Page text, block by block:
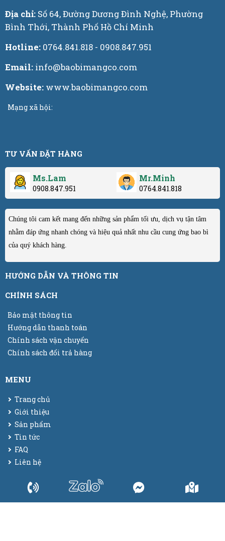
Địa chỉ: Số 64, Đường Dương Đình Nghệ, Phường
Bình Thới, Thành Phố Hồ Chí Minh
Hotline: 0764.841.818 - 0908.847.951
Email: info@baobimangco.com
Website: www.baobimangco.com
Mạng xã hội:
TƯ VẤN ĐẶT HÀNG
Ms.Lam
0908.847.951
Mr.Minh
0764.841.818
Chúng tôi cam kết mang đến những sản phẩm tối ưu, dịch vụ tận tâm
nhằm đáp ứng nhanh chóng và hiệu quả nhất nhu cầu cung ứng bao bì
của quý khách hàng.
HƯỚNG DẪN VÀ THÔNG TIN
CHÍNH SÁCH
Bảo mật thông tin
Hướng dẫn thanh toán
Chính sách vận chuyển
Chính sách đổi trả hàng
MENU
Trang chủ
Giới thiệu
Sản phẩm
Tin tức
FAQ
Liên hệ
Bao bì màng co